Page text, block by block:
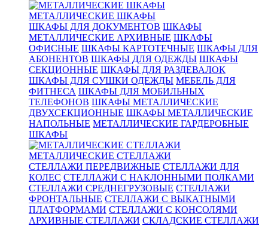
МЕТАЛЛИЧЕСКИЕ ШКАФЫ
ШКАФЫ ДЛЯ ДОКУМЕНТОВ ШКАФЫ
МЕТАЛЛИЧЕСКИЕ АРХИВНЫЕ ШКАФЫ
ОФИСНЫЕ ШКАФЫ КАРТОТЕЧНЫЕ ШКАФЫ ДЛЯ
АБОНЕНТОВ ШКАФЫ ДЛЯ ОДЕЖДЫ ШКАФЫ
СЕКЦИОННЫЕ ШКАФЫ ДЛЯ РАЗДЕВАЛОК
ШКАФЫ ДЛЯ СУШКИ ОДЕЖДЫ МЕБЕЛЬ ДЛЯ
ФИТНЕСА ШКАФЫ ДЛЯ МОБИЛЬНЫХ
ТЕЛЕФОНОВ ШКАФЫ МЕТАЛЛИЧЕСКИЕ
ДВУХСЕКЦИОННЫЕ ШКАФЫ МЕТАЛЛИЧЕСКИЕ
НАПОЛЬНЫЕ МЕТАЛЛИЧЕСКИЕ ГАРДЕРОБНЫЕ
ШКАФЫ
МЕТАЛЛИЧЕСКИЕ СТЕЛЛАЖИ
СТЕЛЛАЖИ ПЕРЕДВИЖНЫЕ СТЕЛЛАЖИ ДЛЯ
КОЛЕС СТЕЛЛАЖИ С НАКЛОННЫМИ ПОЛКАМИ
СТЕЛЛАЖИ СРЕДНЕГРУЗОВЫЕ СТЕЛЛАЖИ
ФРОНТАЛЬНЫЕ СТЕЛЛАЖИ С ВЫКАТНЫМИ
ПЛАТФОРМАМИ СТЕЛЛАЖИ С КОНСОЛЯМИ
АРХИВНЫЕ СТЕЛЛАЖИ СКЛАДСКИЕ СТЕЛЛАЖИ